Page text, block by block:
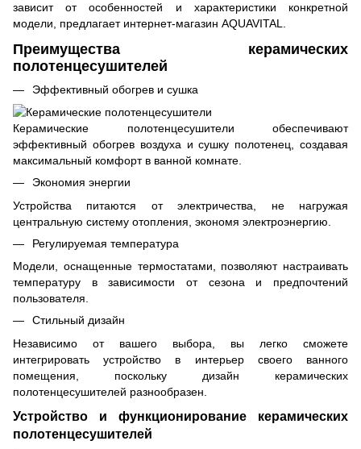
зависит от особенностей и характеристики конкретной
модели, предлагает интернет-магазин AQUAVITAL.
Преимущества керамических
полотенцесушителей
Эффективный обогрев и сушка
Керамические полотенцесушители обеспечивают
эффективный обогрев воздуха и сушку полотенец, создавая
максимальный комфорт в ванной комнате.
Экономия энергии
Устройства питаются от электричества, не нагружая
центральную систему отопления, экономя электроэнергию.
Регулируемая температура
Модели, оснащенные термостатами, позволяют настраивать
температуру в зависимости от сезона и предпочтений
пользователя.
Стильный дизайн
Независимо от вашего выбора, вы легко сможете
интегрировать устройство в интерьер своего ванного
помещения, поскольку дизайн керамических
полотенцесушителей разнообразен.
Устройство и функционирование керамических
полотенцесушителей